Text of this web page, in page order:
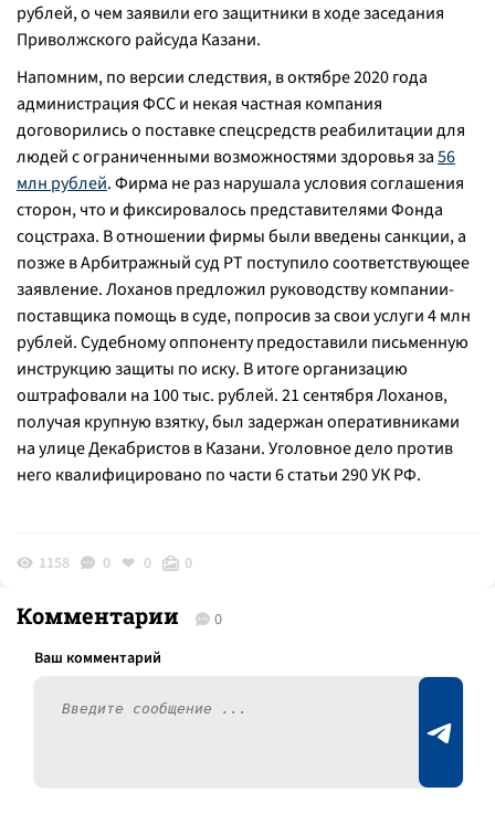
рублей, о чем заявили его защитники в ходе заседания
Приволжского райсуда Казани.
Напомним, по версии следствия, в октябре 2020 года
администрация ФСС и некая частная компания
договорились о поставке спецсредств реабилитации для
людей с ограниченными возможностями здоровья за56
млн рублей. Фирма не раз нарушала условия соглашения
сторон, что и фиксировалось представителями Фонда
соцстраха. В отношении фирмы были введены санкции, а
позже в Арбитражный суд РТ поступило соответствующее
заявление. Лоханов предложил руководству компании-
поставщика помощь в суде, попросив за свои услуги 4 млн
рублей. Судебному оппоненту предоставили письменную
инструкцию защиты по иску. В итоге организацию
оштрафовали на 100 тыс. рублей. 21 сентября Лоханов,
получая крупную взятку, был задержан оперативниками
на улице Декабристов в Казани. Уголовное дело против
него квалифицировано по части 6 статьи 290 УК РФ.
1158 0 0 0
Комментарии 0